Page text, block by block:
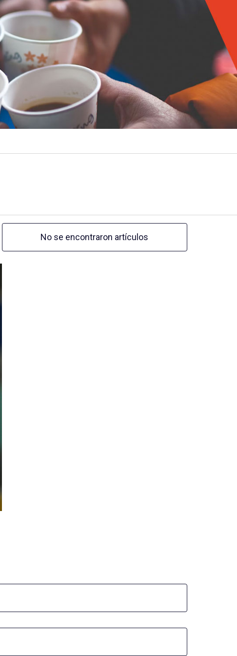
No se encontraron artículos